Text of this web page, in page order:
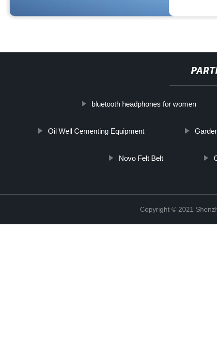
bluetooth headphones for women
Oil Well Cementing Equipment
Novo Felt Belt
Copyright © 2021